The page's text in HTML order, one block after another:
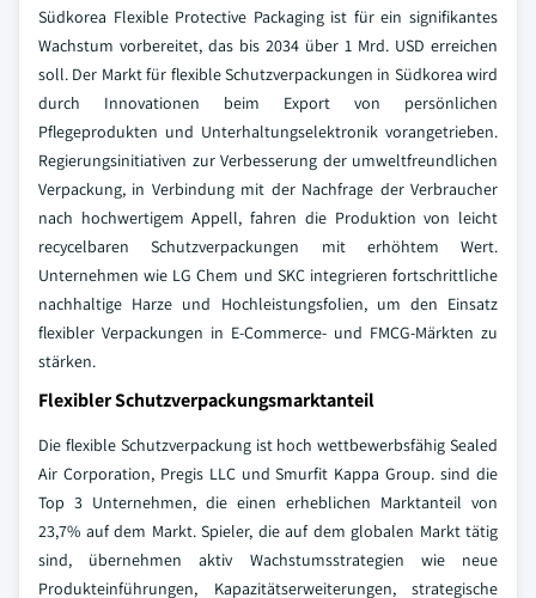
Südkorea Flexible Protective Packaging ist für ein signifikantes
Wachstum vorbereitet, das bis 2034 über 1 Mrd. USD erreichen
soll. Der Markt für flexible Schutzverpackungen in Südkorea wird
durch Innovationen beim Export von persönlichen
Pflegeprodukten und Unterhaltungselektronik vorangetrieben.
Regierungsinitiativen zur Verbesserung der umweltfreundlichen
Verpackung, in Verbindung mit der Nachfrage der Verbraucher
nach hochwertigem Appell, fahren die Produktion von leicht
recycelbaren Schutzverpackungen mit erhöhtem Wert.
Unternehmen wie LG Chem und SKC integrieren fortschrittliche
nachhaltige Harze und Hochleistungsfolien, um den Einsatz
flexibler Verpackungen in E-Commerce- und FMCG-Märkten zu
stärken.
Flexibler Schutzverpackungsmarktanteil
Die flexible Schutzverpackung ist hoch wettbewerbsfähig Sealed
Air Corporation, Pregis LLC und Smurfit Kappa Group. sind die
Top 3 Unternehmen, die einen erheblichen Marktanteil von
23,7% auf dem Markt. Spieler, die auf dem globalen Markt tätig
sind, übernehmen aktiv Wachstumsstrategien wie neue
Produkteinführungen, Kapazitätserweiterungen, strategische